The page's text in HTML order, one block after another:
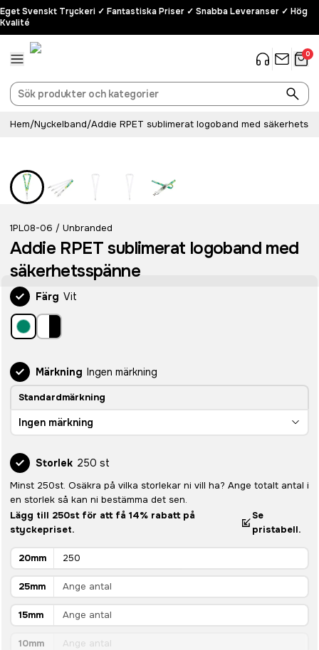
Eget Svenskt Tryckeri ✓ Fantastiska Priser ✓ Snabba Leveranser ✓ Hög
Kvalité
0
Hem/Nyckelband/Addie RPET sublimerat logoband med
1PL08-06 / Unbranded
Addie RPET sublimerat logoband med
säkerhetsspänne
Färg Vit
Märkning Ingen märkning
Standardmärkning
Ingen märkning
Storlek 250 st
Minst 250st. Osäkra på vilka storlekar ni vill ha? Ange totalt antal i
en storlek så kan ni bestämma det sen.
Lägg till 250st för att få 14% rabatt på
styckepriset.
Se
pristabell.
20mm
25mm
15mm
10mm